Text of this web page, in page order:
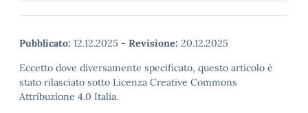
Pubblicato: 12.12.2025 - Revisione: 20.12.2025
Eccetto dove diversamente specificato, questo articolo è
stato rilasciato sotto Licenza Creative Commons
Attribuzione 4.0 Italia.